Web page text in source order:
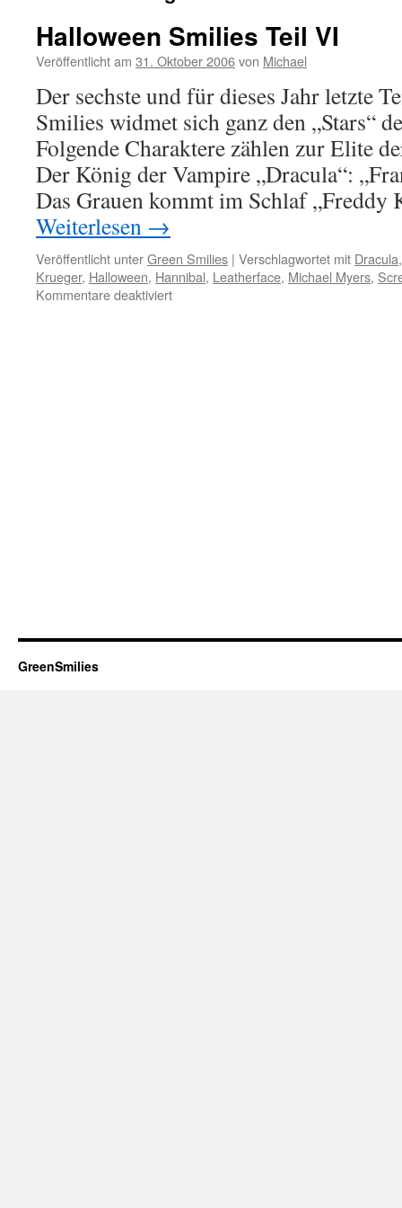
Halloween Smilies Teil VI
Veröffentlicht am 31. Oktober 2006von Michael
Der sechste und für dieses Jahr letzte
Smilies widmet sich ganz den „Stars“
Folgende Charaktere zählen zur Elite
Der König der Vampire „Dracula“:
Das Grauen kommt im Schlaf
Weiterlesen →
Veröffentlicht unterGreen Smilies | Verschlagwortet mit Dracula
Krueger, Halloween, Hannibal, Leatherface, Michael Myers,
Kommentare deaktiviertfür
GreenSmilies